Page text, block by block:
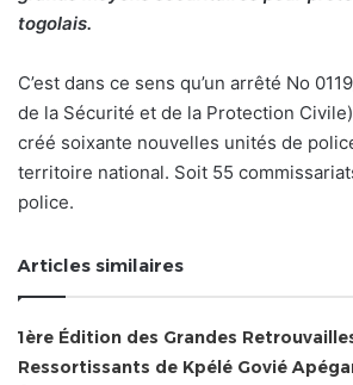
togolais.
C’est dans ce sens qu’un arrêté No
de la Sécurité et de la Protection
créé soixante nouvelles unités de
territoire national. Soit 55
police.
Articles similaires
1ère Édition des Grandes
Ressortissants de Kpélé Govié